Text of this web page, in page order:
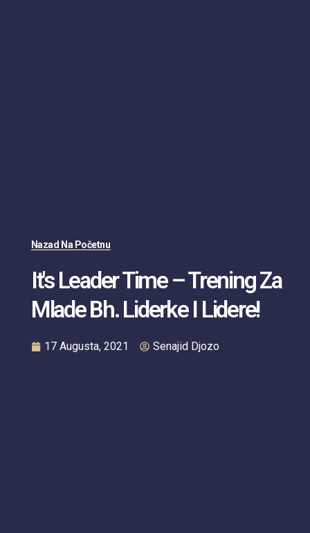
Nazad Na Početnu
It's Leader Time – Trening Za
Mlade Bh. Liderke I Lidere!
17 Augusta, 2021 Senajid Djozo